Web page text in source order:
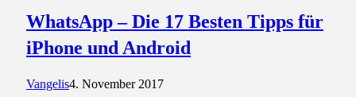
WhatsApp – Die 17 Besten Tipps für
iPhone und Android
Vangelis4. November 2017